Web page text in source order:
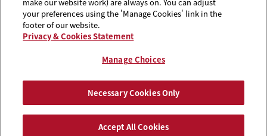
Cookie Preferences
Handbooks
Supplier Code of
Media Contacts Blogs
Attorney Advertising | © 2026 Baker McKenzie
your preferences using the 'Manage Cookies' link in the
footer of our website.
Privacy & Cookies Statement
Manage Choices
Necessary Cookies Only
Accept All Cookies